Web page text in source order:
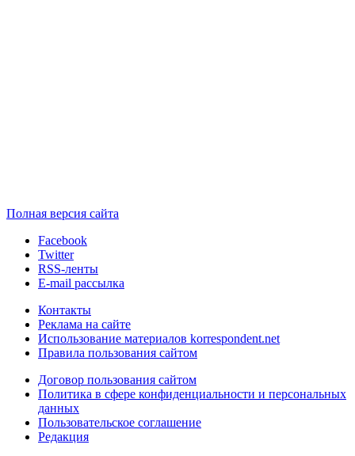
Полная версия сайта
Facebook
Twitter
RSS-ленты
E-mail рассылка
Контакты
Реклама на сайте
Использование материалов korrespondent.net
Правила пользования сайтом
Договор пользования сайтом
Политика в сфере конфиденциальности и персональных
данных
Пользовательское соглашение
Редакция